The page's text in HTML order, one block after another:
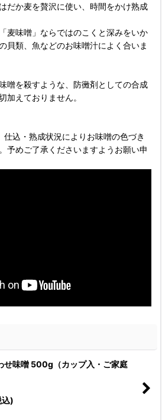
だか麦を贅沢に使い、時間をかけ熟成
麦味噌」ならではのこくと深みをいか
貝類、魚などのお味噌汁によく合いま
噌を殺すような、防黴剤としての合成
加えておりません。
込・熟成状況によりお味噌の色づき
予めご了承くださいますようお願い申
せ味噌 500g（カップ入・ご家庭
込)